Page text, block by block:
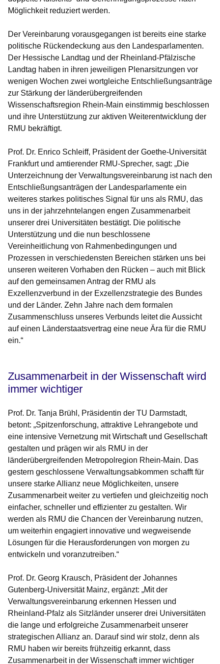
Möglichkeit reduziert werden.
Der Vereinbarung vorausgegangen ist bereits eine starke
politische Rückendeckung aus den Landesparlamenten.
Der Hessische Landtag und der Rheinland-Pfälzische
Landtag haben in ihren jeweiligen Plenarsitzungen vor
wenigen Wochen zwei wortgleiche Entschließungsanträge
zur Stärkung der länderübergreifenden
Wissenschaftsregion Rhein-Main einstimmig beschlossen
und ihre Unterstützung zur aktiven Weiterentwicklung der
RMU bekräftigt.
Prof. Dr. Enrico Schleiff, Präsident der Goethe-Universität
Frankfurt und amtierender RMU-Sprecher, sagt: „Die
Unterzeichnung der Verwaltungsvereinbarung ist nach den
Entschließungsanträgen der Landesparlamente ein
weiteres starkes politisches Signal für uns als RMU, das
uns in der jahrzehntelangen engen Zusammenarbeit
unserer drei Universitäten bestätigt. Die politische
Unterstützung und die nun beschlossene
Vereinheitlichung von Rahmenbedingungen und
Prozessen in verschiedensten Bereichen stärken uns bei
unseren weiteren Vorhaben den Rücken – auch mit Blick
auf den gemeinsamen Antrag der RMU als
Exzellenzverbund in der Exzellenzstrategie des Bundes
und der Länder. Zehn Jahre nach dem formalen
Zusammenschluss unseres Verbunds leitet die Aussicht
auf einen Länderstaatsvertrag eine neue Ära für die RMU
ein.“
Zusammenarbeit in der Wissenschaft wird
immer wichtiger
Prof. Dr. Tanja Brühl, Präsidentin der TU Darmstadt,
betont: „Spitzenforschung, attraktive Lehrangebote und
eine intensive Vernetzung mit Wirtschaft und Gesellschaft
gestalten und prägen wir als RMU in der
länderübergreifenden Metropolregion Rhein-Main. Das
gestern geschlossene Verwaltungsabkommen schafft für
unsere starke Allianz neue Möglichkeiten, unsere
Zusammenarbeit weiter zu vertiefen und gleichzeitig noch
einfacher, schneller und effizienter zu gestalten. Wir
werden als RMU die Chancen der Vereinbarung nutzen,
um weiterhin engagiert innovative und wegweisende
Lösungen für die Herausforderungen von morgen zu
entwickeln und voranzutreiben.“
Prof. Dr. Georg Krausch, Präsident der Johannes
Gutenberg-Universität Mainz, ergänzt: „Mit der
Verwaltungsvereinbarung erkennen Hessen und
Rheinland-Pfalz als Sitzländer unserer drei Universitäten
die lange und erfolgreiche Zusammenarbeit unserer
strategischen Allianz an. Darauf sind wir stolz, denn als
RMU haben wir bereits frühzeitig erkannt, dass
Zusammenarbeit in der Wissenschaft immer wichtiger